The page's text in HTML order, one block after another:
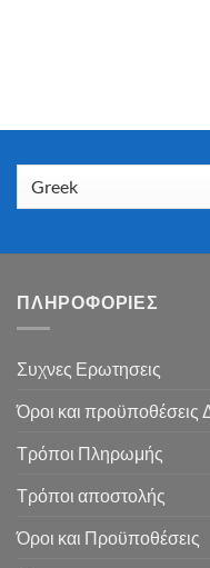
ΠΛΗΡΟΦΟΡΙΕΣ
Συχνες Ερωτησεις
Όροι και προϋποθέσεις
Τρόποι Πληρωμής
Τρόποι αποστολής
Όροι και Προϋποθέσεις